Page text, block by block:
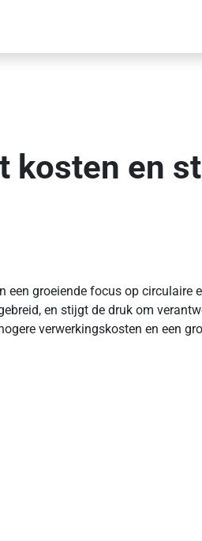
kosten en
groeiende focus op circulaire
en stijgt de druk om
verwerkingskosten en een